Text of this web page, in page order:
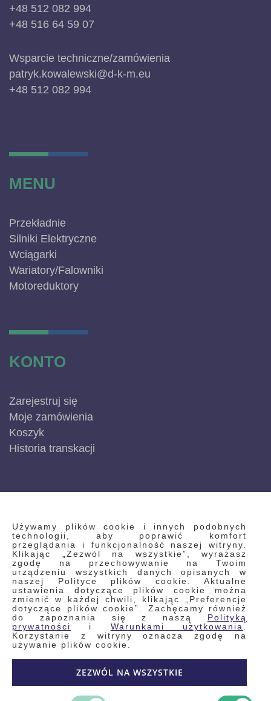
Używamy plików cookie i innych podobnych
technologii, aby poprawić komfort
przeglądania i funkcjonalność naszej witryny.
Klikając „Zezwól na wszystkie”, wyrażasz
zgodę na przechowywanie na Twoim
urządzeniu wszystkich danych opisanych w
naszej Polityce plików cookie. Aktualne
ustawienia dotyczące plików cookie można
zmienić w każdej chwili, klikając „Preferencje
dotyczące plików cookie”. Zachęcamy również
do zapoznania się z naszą Polityką
prywatności
i Warunkami użytkowania
Korzystanie z witryny oznacza zgodę na
używanie plików cookie.
ZEZWÓL NA WSZYSTKIE
+48 512 082 994
+48 516 64 59 07
Wsparcie techniczne/zamówienia
patryk.kowalewski@d-k-m.eu
+48 512 082 994
MENU
Przekładnie
Silniki Elektryczne
Wciągarki
Wariatory/Falowniki
Motoreduktory
KONTO
Zarejestruj się
Moje zamówienia
Koszyk
Historia transkacji
INFORMACJE
Regulamin
Polityka prywatności i pliki cookie
Wyszukiwane frazy
Wyszukiwanie zaawansowane
Zamówienia
Skontaktuj się z nami
Odstąp od umowy
Kontakt